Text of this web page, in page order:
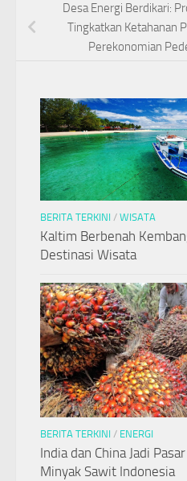
Desa Energi Berdikari:
Tingkatkan Ketahanan
Perekonomian
BERITA TERKINI / WISATA
Kaltim Berbenah
Destinasi Wisata
BERITA TERKINI / ENERGI
India dan China Jadi
Minyak Sawit Indonesia